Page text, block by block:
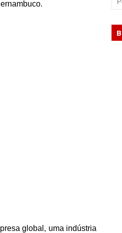
global, uma indústria